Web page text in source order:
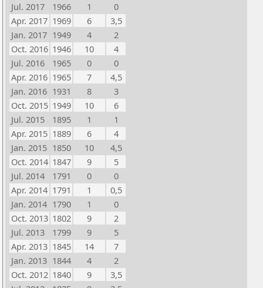
Jul. 2017
1966 1
0
Apr. 2017 1969 6
3,5
Jan. 2017 1949 4
2
Oct. 2016 1946 10
4
Jul. 2016
1965 0
0
Apr. 2016 1965 7
4,5
Jan. 2016 1931 8
3
Oct. 2015 1949 10
6
Jul. 2015
1895 1
1
Apr. 2015 1889 6
4
Jan. 2015 1850 10
4,5
Oct. 2014 1847 9
5
Jul. 2014
1791 0
0
Apr. 2014 1791 1
0,5
Jan. 2014 1790 1
0
Oct. 2013 1802 9
2
Jul. 2013
1799 9
5
Apr. 2013 1845 14
7
Jan. 2013 1844 4
2
Oct. 2012 1840 9
3,5